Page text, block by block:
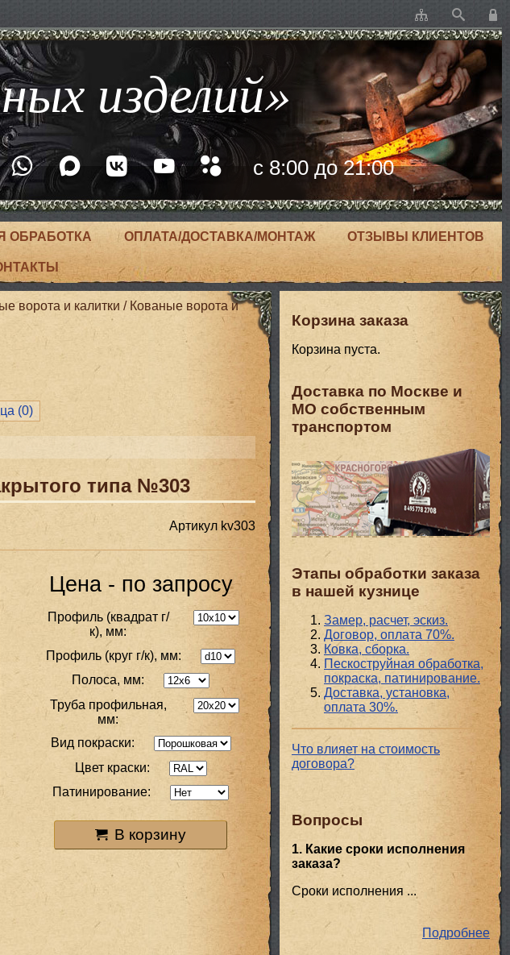
изделий»
с 8:00 до 21:00
ОБРАБОТКА ОПЛАТА/ДОСТАВКА/МОНТАЖ ОТЗЫВЫ КЛИЕНТОВ
ворота и калитки / Кованые ворота и
(0)
типа №303
Артикул kv303
Цена - по запросу
Профиль (квадрат г/
к), мм:
Профиль (круг г/к), мм:
Полоса, мм:
Труба профильная,
мм:
Вид покраски:
Цвет краски:
Патинирование:
В корзину
Корзина заказа
Корзина пуста.
Доставка по Москве и
МО собственным
транспортом
Этапы обработки заказа
в нашей кузнице
Замер, расчет, эскиз.
Договор, оплата 70%.
Ковка, сборка.
Пескоструйная обработка,
покраска, патинирование.
Доставка, установка,
оплата 30%.
Что влияет на стоимость
договора?
Вопросы
1. Какие сроки исполнения
заказа?
Сроки исполнения ...
Подробнее